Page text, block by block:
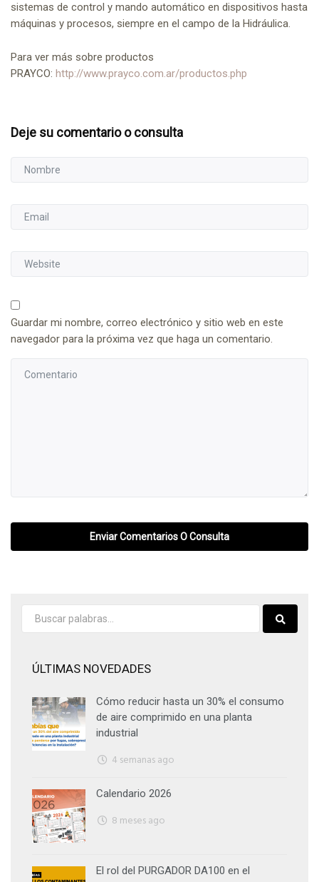
sistemas de control y mando automático en dispositivos hasta
máquinas y procesos, siempre en el campo de la Hidráulica.
Para ver más sobre productos
PRAYCO: http://www.prayco.com.ar/productos.php
Deje su comentario o consulta
Guardar mi nombre, correo electrónico y sitio web en este
navegador para la próxima vez que haga un comentario.
ÚLTIMAS NOVEDADES
Cómo reducir hasta un 30% el consumo
de aire comprimido en una planta
industrial
4 semanas ago
Calendario 2026
8 meses ago
El rol del PURGADOR DA100 en el